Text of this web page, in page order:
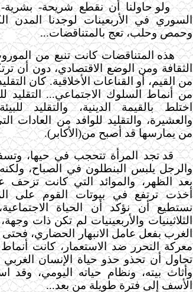
ولو حاولنا أن نقطع شريحة- بشرية-
السوري في الأربعينات لوجدنا المدن
وحمص وحلب، تعج بالمتناقضات...
هذه المتناقضات كانت تنبع من
الثقافة ومن الوضع الاقتصادي، دون أن
من أنماط السلوك الاجتماعي... التقليد
اختلط بالقيمة الدينية، والتقليد
والعشيرة، والتقليد للوافد من العادات
من يمارسها قد أصبح من(الأكابر).
قد تجد المرأة تتحجب في حيها،
والرجل يلبس البنطلون في الصباح، ولكنه
بعد الظهر، والموائد التي كانت تزحف
أخذت ترتفع في بيوتات القوم على
نستطيع أن نؤكد أن الحياة
الثلاثينيات والأربعينيات لم تكن ذات
الغرب بفعل عامل الانبهار الحضاري، فحتى
معركة التحرر ضد الاستعمار، كانت أنماط
تحاول أن تحذو حذو حياة الإنسان
وأثاث بيته، ونظام حياته اليومي، وقد
الأسف إلى فترة طويلة من بعد...